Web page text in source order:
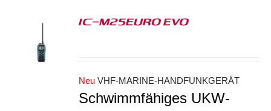
IC-M25EURO EVO
Neu VHF-MARINE-HANDFUNKGERÄT
Schwimmfähiges UKW-